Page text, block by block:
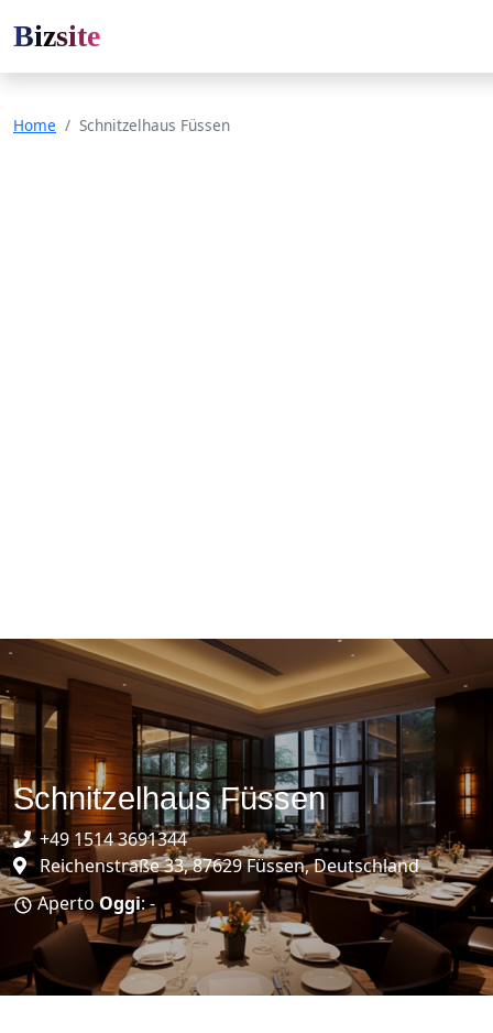
Bizsite
Home Schnitzelhaus Füssen
Schnitzelhaus Füssen
+49 1514 3691344
Reichenstraße 33, 87629 Füssen, Deutschland
ApertoOggi: -